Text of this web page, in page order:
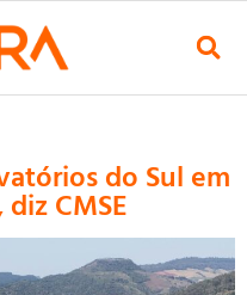
do Sul em
CMSE